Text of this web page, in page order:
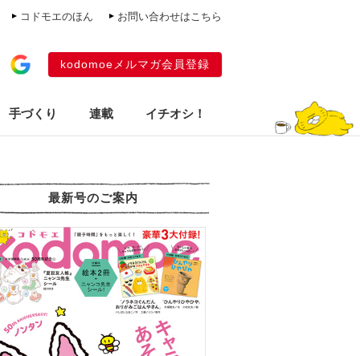
コドモエのほん お問い合わせはこちら
kodomoeメルマガ会員登録
手づくり 連載 イチオシ！
最新号のご案内